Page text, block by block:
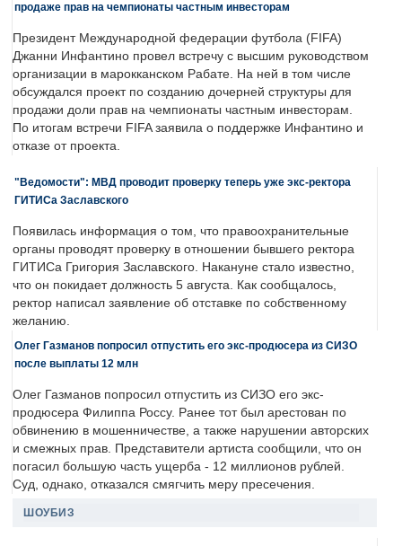
продаже прав на чемпионаты частным инвесторам
Президент Международной федерации футбола (FIFA)
Джанни Инфантино провел встречу с высшим руководством
организации в марокканском Рабате. На ней в том числе
обсуждался проект по созданию дочерней структуры для
продажи доли прав на чемпионаты частным инвесторам.
По итогам встречи FIFA заявила о поддержке Инфантино и
отказе от проекта.
"Ведомости": МВД проводит проверку теперь уже экс-ректора
ГИТИСа Заславского
Появилась информация о том, что правоохранительные
органы проводят проверку в отношении бывшего ректора
ГИТИСа Григория Заславского. Накануне стало известно,
что он покидает должность 5 августа. Как сообщалось,
ректор написал заявление об отставке по собственному
желанию.
Олег Газманов попросил отпустить его экс-продюсера из СИЗО
после выплаты 12 млн
Олег Газманов попросил отпустить из СИЗО его экс-
продюсера Филиппа Россу. Ранее тот был арестован по
обвинению в мошенничестве, а также нарушении авторских
и смежных прав. Представители артиста сообщили, что он
погасил большую часть ущерба - 12 миллионов рублей.
Суд, однако, отказался смягчить меру пресечения.
ШОУБИЗ